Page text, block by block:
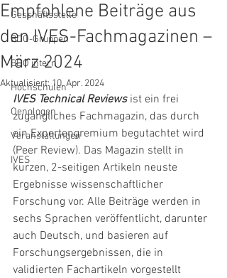
Geschäftsstelle
BDO-Gruppen
BDO intern
Hochschulen
Oenologen
Veranstaltungen
IVES
Empfohlene Beiträge aus
den IVES-Fachmagazinen –
März 2024
Aktualisiert:10. Apr. 2024
IVES Technical Reviews ist ein frei
zugängliches Fachmagazin, das durch
ein Expertengremium begutachtet wird
(Peer Review). Das Magazin stellt in
kurzen, 2-seitigen Artikeln neuste
Ergebnisse wissenschaftlicher
Forschung vor. Alle Beiträge werden in
sechs Sprachen veröffentlicht, darunter
auch Deutsch, und basieren auf
Forschungsergebnissen, die in
validierten Fachartikeln vorgestellt